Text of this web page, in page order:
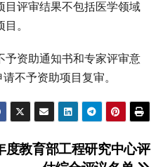
评审结果不包括医学领域
。
资助通知书和专家评审意
不予资助项目复审。
度教育部工程研究中心评